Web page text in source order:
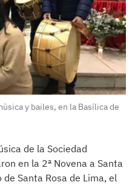
y bailes, en la Basílica de
de la Sociedad
en la 2ª Novena a Santa
Santa Rosa de Lima, el